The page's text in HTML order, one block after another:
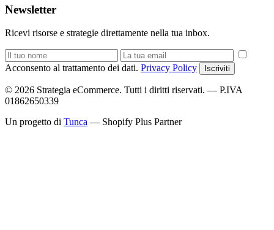
Newsletter
Ricevi risorse e strategie direttamente nella tua inbox.
Acconsento al trattamento dei dati. Privacy Policy Iscriviti
© 2026 Strategia eCommerce. Tutti i diritti riservati. — P.IVA
01862650339
Un progetto di Tunca — Shopify Plus Partner